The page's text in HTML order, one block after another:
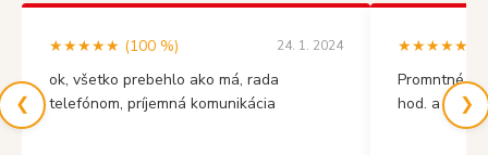
❮
★★★★★ (100 %) 24. 1. 2024
ok, všetko prebehlo ako má, rada
telefónom, príjemná komunikácia
★★★★★
Promntné
hod. a mal❯